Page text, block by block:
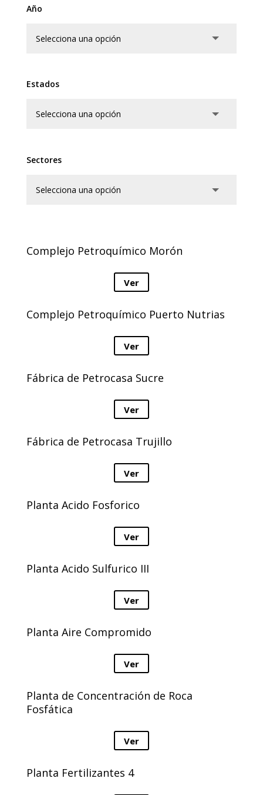
Año
Estados
Sectores
Complejo Petroquímico Morón
Ver
Complejo Petroquímico Puerto Nutrias
Ver
Fábrica de Petrocasa Sucre
Ver
Fábrica de Petrocasa Trujillo
Ver
Planta Acido Fosforico
Ver
Planta Acido Sulfurico III
Ver
Planta Aire Compromido
Ver
Planta de Concentración de Roca
Fosfática
Ver
Planta Fertilizantes 4